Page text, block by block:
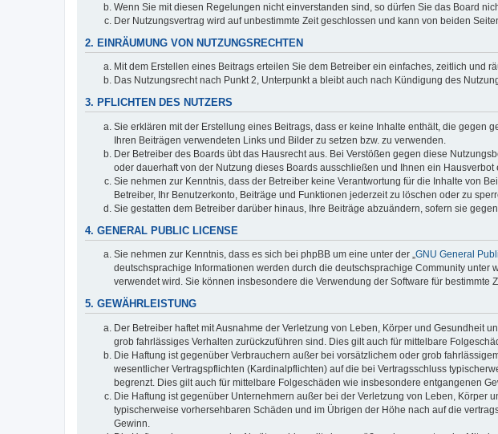
Wenn Sie mit diesen Regelungen nicht einverstanden sind, so dürfen Sie das Board
Der Nutzungsvertrag wird auf unbestimmte Zeit geschlossen und kann von beiden
2. EINRÄUMUNG VON NUTZUNGSRECHTEN
Mit dem Erstellen eines Beitrags erteilen Sie dem Betreiber ein einfaches, zeitlich und
Das Nutzungsrecht nach Punkt 2, Unterpunkt a bleibt auch nach Kündigung des
3. PFLICHTEN DES NUTZERS
Sie erklären mit der Erstellung eines Beitrags, dass er keine Inhalte enthält, die gegen
Ihren Beiträgen verwendeten Links und Bilder zu setzen bzw. zu verwenden.
Der Betreiber des Boards übt das Hausrecht aus. Bei Verstößen gegen diese
oder dauerhaft von der Nutzung dieses Boards ausschließen und Ihnen ein Hausverbot
Sie nehmen zur Kenntnis, dass der Betreiber keine Verantwortung für die Inhalte von
Betreiber, Ihr Benutzerkonto, Beiträge und Funktionen jederzeit zu löschen oder zu
Sie gestatten dem Betreiber darüber hinaus, Ihre Beiträge abzuändern, sofern sie
4. GENERAL PUBLIC LICENSE
Sie nehmen zur Kenntnis, dass es sich bei phpBB um eine unter der „GNU General
deutschsprachige Informationen werden durch die deutschsprachige Community
verwendet wird. Sie können insbesondere die Verwendung der Software für
5. GEWÄHRLEISTUNG
Der Betreiber haftet mit Ausnahme der Verletzung von Leben, Körper und Gesundheit
grob fahrlässiges Verhalten zurückzuführen sind. Dies gilt auch für mittelbare
Die Haftung ist gegenüber Verbrauchern außer bei vorsätzlichem oder grob
wesentlicher Vertragspflichten (Kardinalpflichten) auf die bei Vertragsschluss
begrenzt. Dies gilt auch für mittelbare Folgeschäden wie insbesondere entgangenen
Die Haftung ist gegenüber Unternehmern außer bei der Verletzung von Leben, Körper
typischerweise vorhersehbaren Schäden und im Übrigen der Höhe nach auf die
Gewinn.